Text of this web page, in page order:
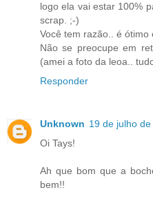
logo ela vai estar 100%
scrap. ;-)
Você tem razão.. é
Não se preocupe em
(amei a foto da leoa..
Responder
Unknown 19 de julho
Oi Tays!
Ah que bom que a
bem!!